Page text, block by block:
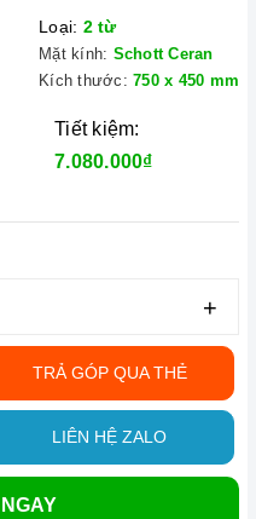
Loại: 2 từ
Mặt kính: Schott Ceran
Kích thước: 750 x 450 mm
Tiết kiệm:
7.080.000₫
+
TRẢ GÓP QUA THẺ
LIÊN HỆ ZALO